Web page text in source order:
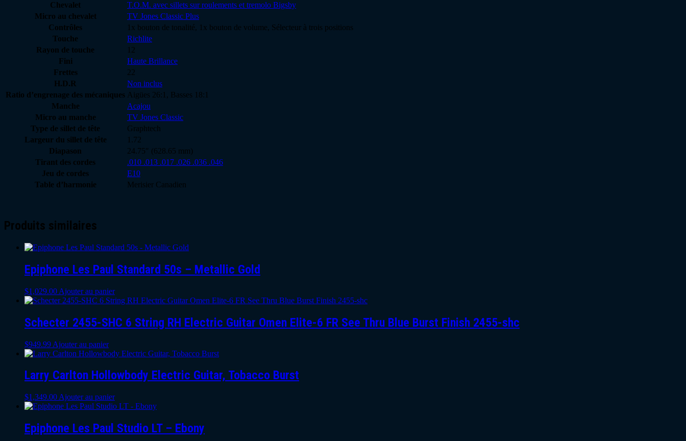
Chevalet
T.O.M. avec sillets sur roulements et tremolo Bigsby
Micro au chevalet
TV Jones Classic Plus
Contrôles
1x bouton de tonalité, 1x bouton de volume, Sélecteur à trois positions
Touche
Richlite
Rayon de touche
12
Fini
Haute Brillance
Frettes
22
H.D.R
Non inclus
Ratio d’engrenage des mécaniques Aigües 26:1, Basses 18:1
Manche
Acajou
Micro au manche
TV Jones Classic
Type de sillet de tête
Graphtech
Largeur du sillet de tête
1.72
Diapason
24.75″ (628.65 mm)
Tirant des cordes
.010 .013 .017 .026 .036 .046
Jeu de cordes
E10
Table d’harmonie
Merisier Canadien
Produits similaires
Epiphone Les Paul Standard 50s – Metallic Gold
$1,029.00 Ajouter au panier
Schecter 2455-SHC 6 String RH Electric Guitar Omen Elite-6 FR See Thru Blue Burst Finish 2455-shc
$949.99 Ajouter au panier
Larry Carlton Hollowbody Electric Guitar, Tobacco Burst
$1,349.00 Ajouter au panier
Epiphone Les Paul Studio LT – Ebony